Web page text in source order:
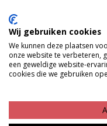
cargo zakken
alleen een stoere
praktisch. Ideaal om
jouw favoriete mix &
Product kenmerken
Wij gebruiken cookies
We kunnen deze plaatsen
onze website te verbeteren,
een geweldige website-
cookies die we gebruiken